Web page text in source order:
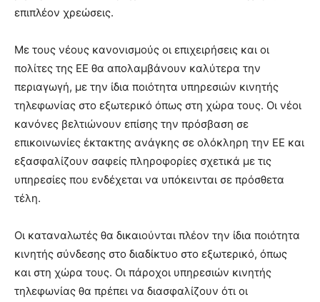
επιπλέον χρεώσεις.
Με τους νέους κανονισμούς οι επιχειρήσεις και οι
πολίτες της ΕΕ θα απολαμβάνουν καλύτερα την
περιαγωγή, με την ίδια ποιότητα υπηρεσιών κινητής
τηλεφωνίας στο εξωτερικό όπως στη χώρα τους. Οι νέοι
κανόνες βελτιώνουν επίσης την πρόσβαση σε
επικοινωνίες έκτακτης ανάγκης σε ολόκληρη την ΕΕ και
εξασφαλίζουν σαφείς πληροφορίες σχετικά με τις
υπηρεσίες που ενδέχεται να υπόκεινται σε πρόσθετα
τέλη.
Οι καταναλωτές θα δικαιούνται πλέον την ίδια ποιότητα
κινητής σύνδεσης στο διαδίκτυο στο εξωτερικό, όπως
και στη χώρα τους. Οι πάροχοι υπηρεσιών κινητής
τηλεφωνίας θα πρέπει να διασφαλίζουν ότι οι